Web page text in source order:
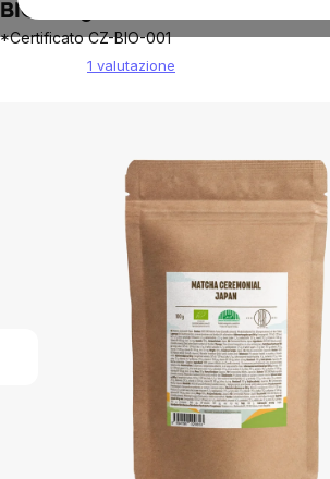
BIO 100g
*Certificato CZ-BIO-001
1 valutazione